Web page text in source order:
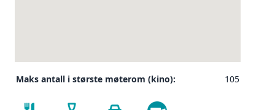
Maks antall i største møterom (kino): 105